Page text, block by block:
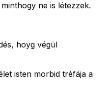
ne is létezzek.
hoyg végül
isten morbid tréfája a